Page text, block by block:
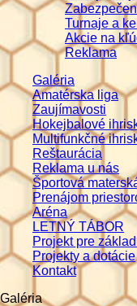
Turnaje a
Akcie na
Reklama
Galéria
Amatérska liga
Zaujímavosti
Hokejbalové
Multifunkčné
Reštaurácia
Reklama u nás
Športová
Prenájom
Aréna
LETNÝ TÁBOR
Projekt pre
Projekty a dotácie
Kontakt
Galéria